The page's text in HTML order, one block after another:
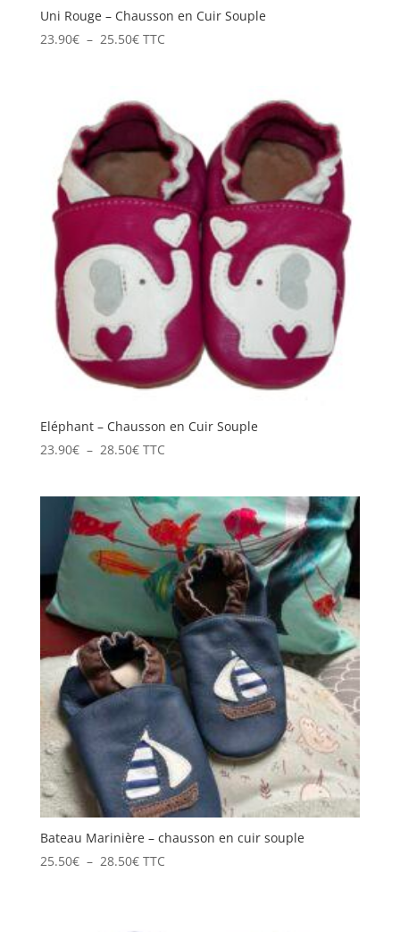
Uni Rouge – Chausson en Cuir Souple
23.90€ – 25.50€Plage
23.90€
à
25.50€
TTC
Eléphant – Chausson en Cuir Souple
23.90€ – 28.50€Plage
23.90€
à
28.50€
TTC
Bateau Marinière – chausson en cuir souple
25.50€ – 28.50€Plage
TTC